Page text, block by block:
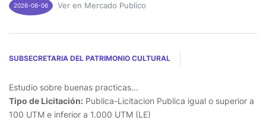
2026-08-06 Ver en Mercado Publico
SUBSECRETARIA DEL PATRIMONIO CULTURAL
Estudio sobre buenas practicas...
Tipo de Licitación: Publica-Licitacion Publica igual o superior a
100 UTM e inferior a 1.000 UTM (LE)